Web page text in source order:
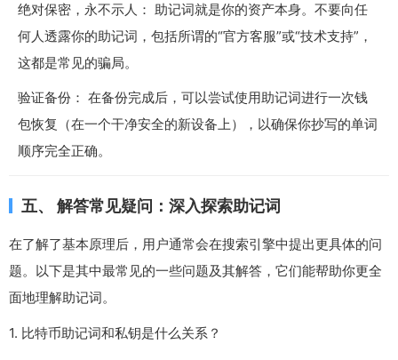
绝对保密，永不示人： 助记词就是你的资产本身。不要向任
何人透露你的助记词，包括所谓的“官方客服”或“技术支持”，
这都是常见的骗局。
验证备份： 在备份完成后，可以尝试使用助记词进行一次钱
包恢复（在一个干净安全的新设备上），以确保你抄写的单词
顺序完全正确。
五、 解答常见疑问：深入探索助记词
在了解了基本原理后，用户通常会在搜索引擎中提出更具体的问
题。以下是其中最常见的一些问题及其解答，它们能帮助你更全
面地理解助记词。
1. 比特币助记词和私钥是什么关系？